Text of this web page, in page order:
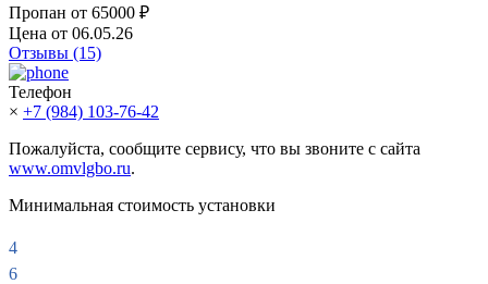
Пропан от 65000 ₽
Цена от 06.05.26
Отзывы (15)
Телефон
× +7 (984) 103-76-42
Пожалуйста, сообщите сервису, что вы звоните с сайта
www.omvlgbo.ru.
Минимальная стоимость установки
4
6